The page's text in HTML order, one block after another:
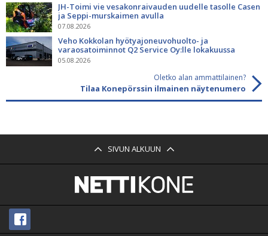
JH-Toimi vie vesakonraivauden uudelle tasolle Casen
ja Seppi-murskaimen avulla
07.08.2026
Veho Kokkolan hyötyajoneuvohuolto- ja
varaosatoiminnot Q2 Service Oy:lle lokakuussa
05.08.2026
Oletko alan ammattilainen?
Tilaa Konepörssin ilmainen näytenumero
SIVUN ALKUUN